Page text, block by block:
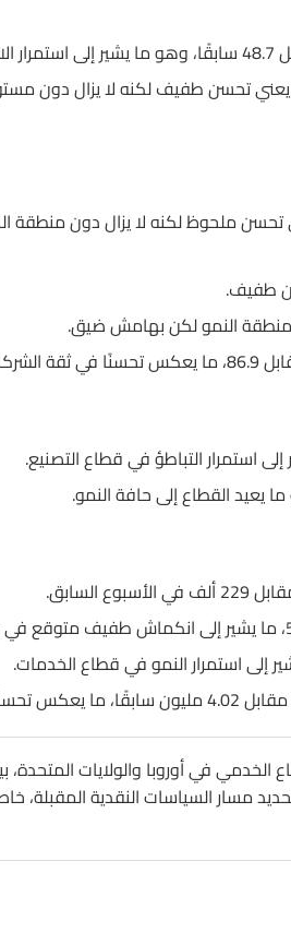
في أوروبا والولايات المتحدة،
مسار السياسات النقدية المقبلة،